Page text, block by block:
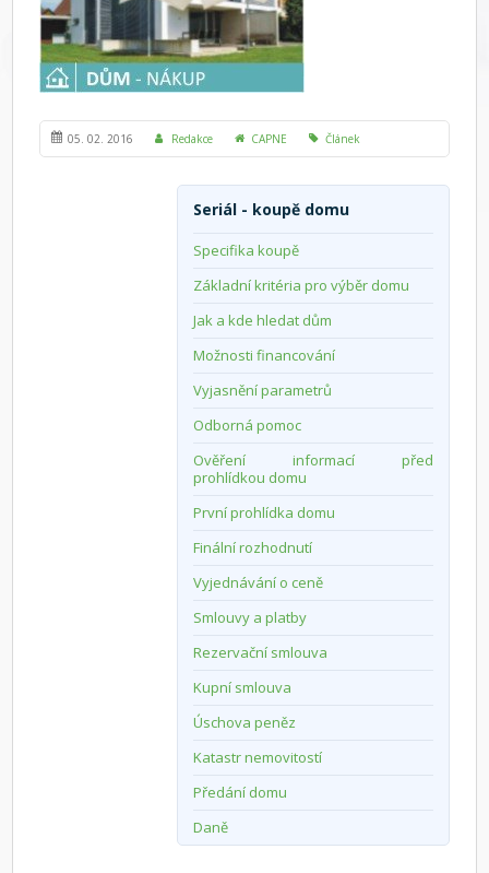
05. 02. 2016 Redakce CAPNE Článek
Seriál - koupě domu
Specifika koupě
Základní kritéria pro výběr domu
Jak a kde hledat dům
Možnosti financování
Vyjasnění parametrů
Odborná pomoc
Ověření informací před
prohlídkou domu
První prohlídka domu
Finální rozhodnutí
Vyjednávání o ceně
Smlouvy a platby
Rezervační smlouva
Kupní smlouva
Úschova peněz
Katastr nemovitostí
Předání domu
Daně